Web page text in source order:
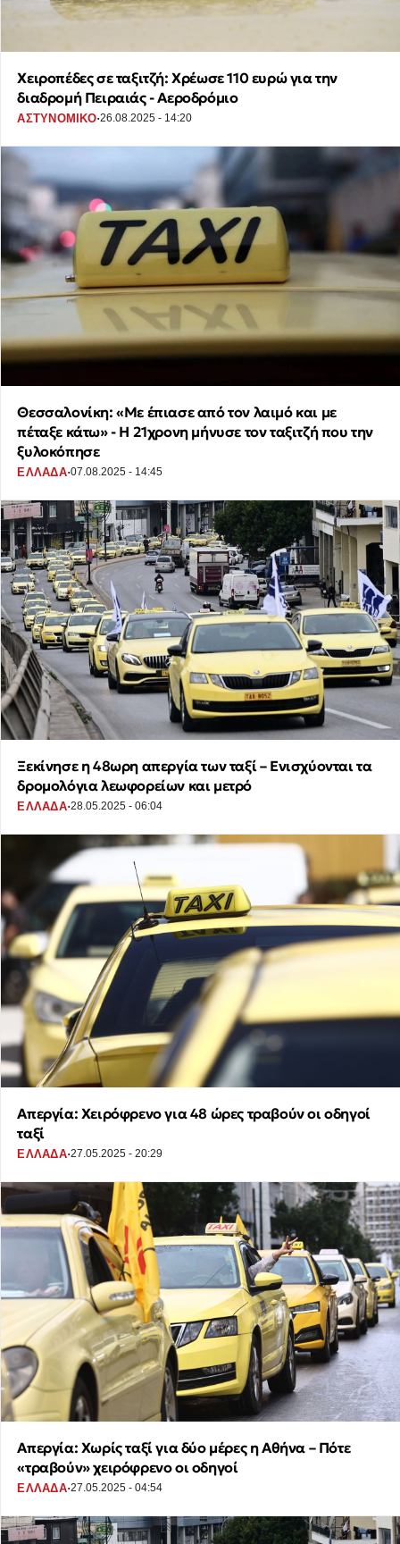
Χειροπέδες σε ταξιτζή: Χρέωσε 110 ευρώ για την
διαδρομή Πειραιάς - Αεροδρόμιο
ΑΣΤΥΝΟΜΙΚΟ·26.08.2025 - 14:20
Θεσσαλονίκη: «Με έπιασε από τον λαιμό και με
πέταξε κάτω» - Η 21χρονη μήνυσε τον ταξιτζή που την
ξυλοκόπησε
ΕΛΛΑΔΑ·07.08.2025 - 14:45
Ξεκίνησε η 48ωρη απεργία των ταξί – Ενισχύονται τα
δρομολόγια λεωφορείων και μετρό
ΕΛΛΑΔΑ·28.05.2025 - 06:04
Απεργία: Χειρόφρενο για 48 ώρες τραβούν οι οδηγοί
ταξί
ΕΛΛΑΔΑ·27.05.2025 - 20:29
Απεργία: Χωρίς ταξί για δύο μέρες η Αθήνα – Πότε
«τραβούν» χειρόφρενο οι οδηγοί
ΕΛΛΑΔΑ·27.05.2025 - 04:54